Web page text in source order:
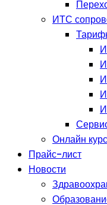
ИТС
Онлайн
Прайс-лист
Новости